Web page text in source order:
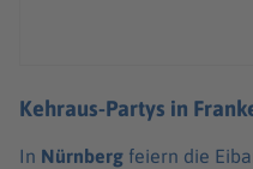
Kehraus-Partys in
In Nürnberg feiern die